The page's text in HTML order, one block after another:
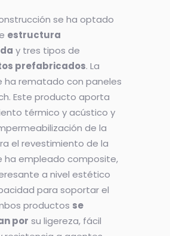
se ha optado
estructura
y tres tipos de
prefabricados. La
ha rematado con paneles
Este producto aporta
térmico y acústico y
de la
el revestimiento de la
ha empleado composite,
a nivel estético
para soportar el
productos se
por su ligereza, fácil